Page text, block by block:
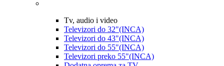
Tv, audio i video
Televizori do 32"(INCA)
Televizori do 43"(INCA)
Televizori do 55"(INCA)
Televizori preko 55"(INCA)